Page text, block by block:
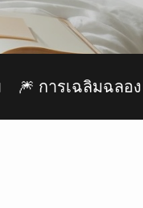
🎆 การเฉลิมฉลอง